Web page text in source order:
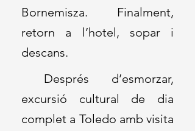
Bornemisza. Finalment,
retorn a l’hotel, sopar i
descans.
Després d’esmorzar,
excursió cultural de dia
complet a Toledo amb visita